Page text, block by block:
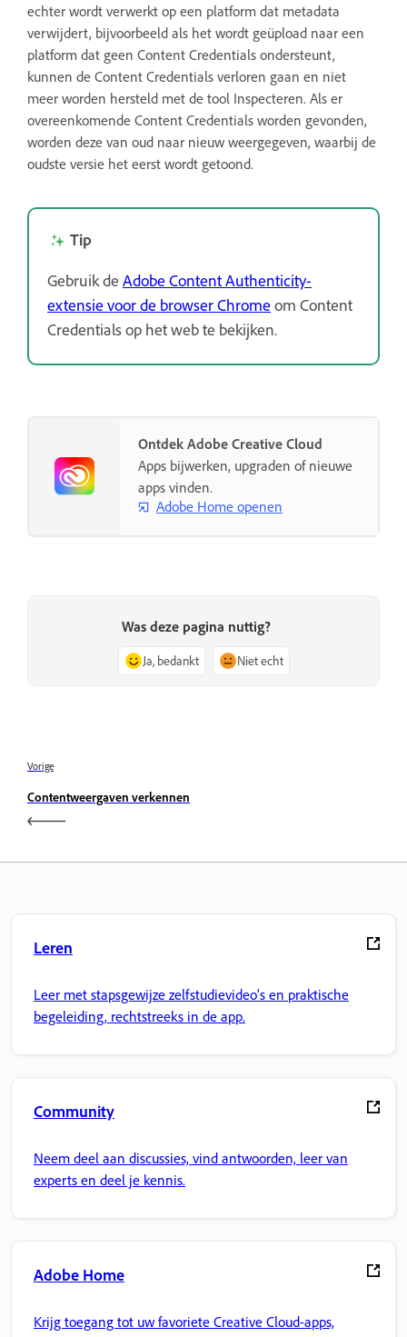
echter wordt verwerkt op een platform dat metadata
verwijdert, bijvoorbeeld als het wordt geüpload naar een
platform dat geen Content Credentials ondersteunt,
kunnen de Content Credentials verloren gaan en niet
meer worden hersteld met de tool Inspecteren. Als er
overeenkomende Content Credentials worden gevonden,
worden deze van oud naar nieuw weergegeven, waarbij de
oudste versie het eerst wordt getoond.
Tip
Gebruik de Adobe Content Authenticity-
extensie voor de browser Chrome om Content
Credentials op het web te bekijken.
Ontdek Adobe Creative Cloud
Apps bijwerken, upgraden of nieuwe
apps vinden.
Adobe Home openen
Was deze pagina nuttig?
Ja, bedankt Niet echt
Vorige
Contentweergaven verkennen
Leren
Leer met stapsgewijze zelfstudievideo's en praktische
begeleiding, rechtstreeks in de app.
Community
Neem deel aan discussies, vind antwoorden, leer van
experts en deel je kennis.
Adobe Home
Krijg toegang tot uw favoriete Creative Cloud-apps,